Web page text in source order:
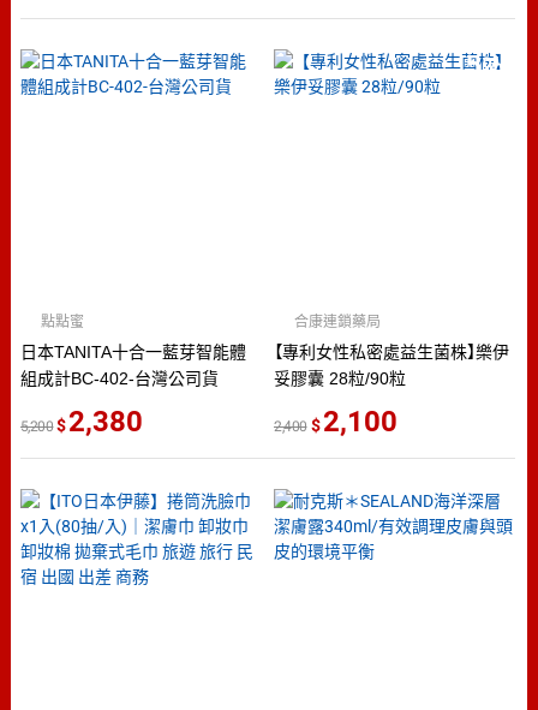
日本TANITA十合一藍芽智能體
組成計BC-402-台灣公司貨
點點蜜
5,200 2,380
5％
【專利女性私密處益生菌株】樂伊
妥膠囊 28粒/90粒
合康連鎖藥局
2,400 2,100